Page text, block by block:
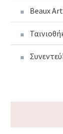
Beaux